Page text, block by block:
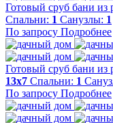
Готовый сруб бани
Спальни: 1 Санузлы: 1
По запросу Подробнее
Готовый сруб бани
13х7 Спальни: 1
По запросу Подробнее